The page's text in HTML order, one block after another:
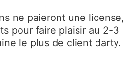
ne paieront une license,
pour faire plaisir au 2-3
le plus de client darty.